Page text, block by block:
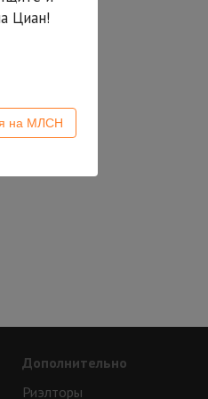
Дополнительно
Риэлторы
Циан!
на МЛСН